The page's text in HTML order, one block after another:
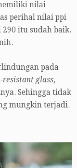
nilai
perihal nilai ppi
itu sudah baik.
pada
resistant glass,
Sehingga tidak
mungkin terjadi.